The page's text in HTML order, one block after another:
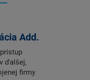
Add.
ďalšej,
firmy